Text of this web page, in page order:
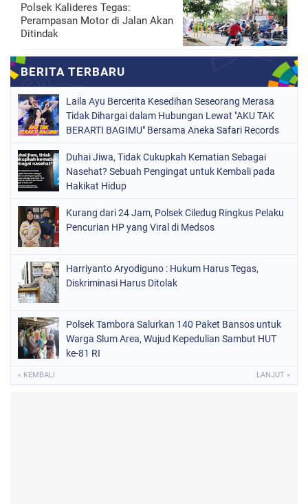
Polsek Kalideres Tegas:
Perampasan Motor di Jalan Akan
Ditindak
Laila Ayu Bercerita Kesedihan Seseorang Merasa
Tidak Dihargai dalam Hubungan Lewat "AKU TAK
BERARTI BAGIMU" Bersama Aneka Safari Records
Duhai Jiwa, Tidak Cukupkah Kematian Sebagai
Nasehat? Sebuah Pengingat untuk Kembali pada
Hakikat Hidup
Kurang dari 24 Jam, Polsek Ciledug Ringkus Pelaku
Pencurian HP yang Viral di Medsos
Harriyanto Aryodiguno : Hukum Harus Tegas,
Diskriminasi Harus Ditolak
Polsek Tambora Salurkan 140 Paket Bansos untuk
Warga Slum Area, Wujud Kepedulian Sambut HUT
ke-81 RI
« KEMBALI LANJUT »